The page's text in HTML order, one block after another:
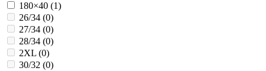
180×40 (1)
26/34 (0)
27/34 (0)
28/34 (0)
2XL (0)
30/32 (0)